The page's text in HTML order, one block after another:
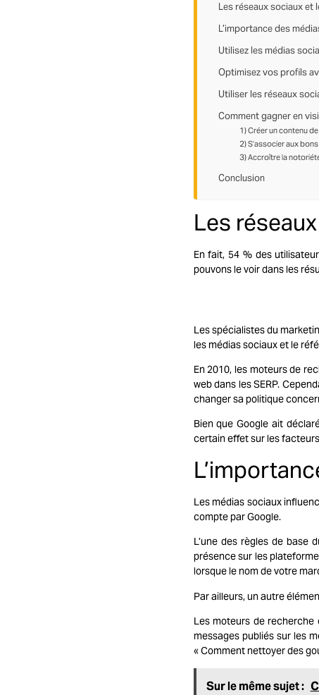
Les réseaux sociaux et
L’importance des
Utilisez les médias
Optimisez vos profils
Utiliser les réseaux
Comment gagner en
1) Créer un contenu
2) S’associer aux
3) Accroître la
Conclusion
Les
En fait, 54 % des
pouvons le voir dans les
Les spécialistes du
les médias sociaux et le
En 2010, les moteurs de
web dans les SERP.
changer sa politique
Bien que Google ait
certain effet sur les
Les médias sociaux
compte par Google.
L’une des règles de base
présence sur les
lorsque le nom de votre
Par ailleurs, un autre
Les moteurs de recherche
messages publiés sur les
« Comment nettoyer des
Sur le même sujet :